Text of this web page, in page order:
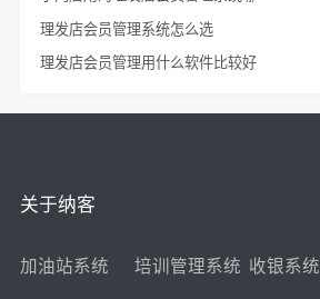
理发店会员管理系统怎么选
理发店会员管理用什么软件比较好
关于纳客
加油站系统 培训管理系统 收银系统